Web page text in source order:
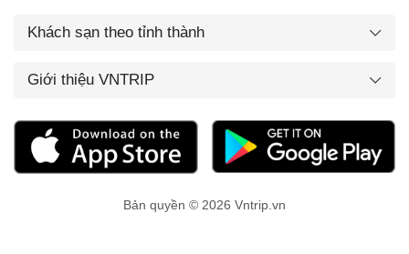
Khách sạn theo tỉnh thành
Giới thiệu VNTRIP
Bản quyền © 2026 Vntrip.vn